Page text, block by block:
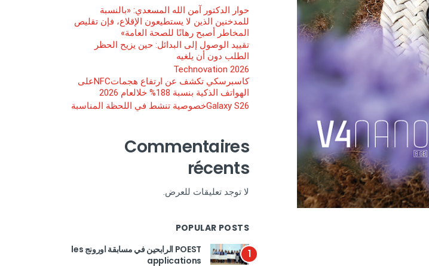
حوار الدكتور آمن الله المسعدي: «بالنسبة
للمدخنين الذين لا يستطيعون الإقلاع، فإن تقليص
المخاطر أصبح رهانًا للصحة العامة»
تقييد الوصول إلى البدائل: حين يزيح الحظر
الطلب دون أن يلغيه
Technovation 2026
كاسبرسكي تكشف عن ارتفاع هجماتNFCعلى
الهواتف الذكية بنسبة 188% خلالعام 2026
Galaxy S26خصوصية تنشط في اللحظة المناسبة
Commentaires
récents
لا توجد تعليقات للعرض.
POPULAR POSTS
1
POEST الرابحين في مسابقة اورونج les
applications